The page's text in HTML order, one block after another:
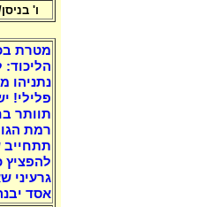
ו' בניסן/
מטרת
נתניהו
פלילי!
תוותר
רמת
להפציץ
גרעיני
אסד